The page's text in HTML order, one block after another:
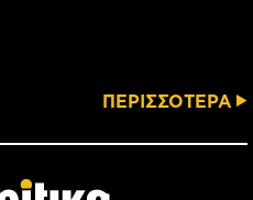
ΠΕΡΙΣΣΟΤΕΡΑ